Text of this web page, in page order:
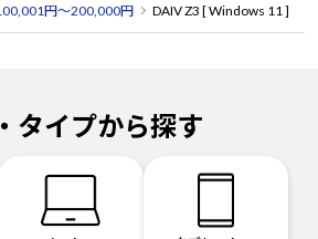
円～200,000円 DAIV Z3 [ Windows 11 ]
タイプから探す